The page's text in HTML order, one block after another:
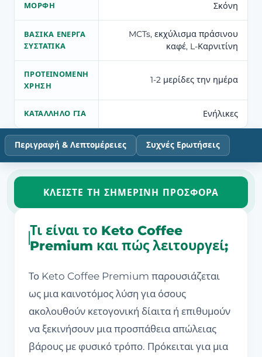
ΜΟΡΦΉ Σκόνη
ΒΑΣΙΚΆ ΕΝΕΡΓΆ
ΣΥΣΤΑΤΙΚΆ
MCTs, εκχύλισμα πράσινου
καφέ, L-Καρνιτίνη
ΠΡΟΤΕΙΝΌΜΕΝΗ
ΧΡΉΣΗ
1-2 μερίδες την ημέρα
ΚΑΤΆΛΛΗΛΟ ΓΙΑ Ενήλικες
Περιγραφή & Λεπτομέρειες Συχνές Ερωτήσεις
ΚΛΕΊΣΤΕ ΤΗ ΣΗΜΕΡΙΝΉ ΠΡΟΣΦΟΡΆ
Τι είναι το Keto Coffee
Premium και πώς λειτουργεί;
Το Keto Coffee Premium παρουσιάζεται
ως μια καινοτόμος λύση για όσους
ακολουθούν κετογονική δίαιτα ή επιθυμούν
να ξεκινήσουν μια προσπάθεια απώλειας
βάρους με φυσικό τρόπο. Πρόκειται για μια